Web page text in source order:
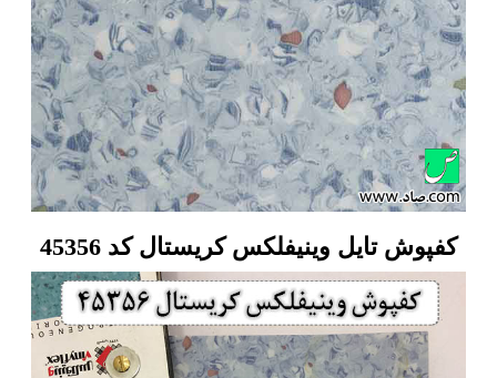
کفپوش تایل وینیفلکس کریستال کد 45356